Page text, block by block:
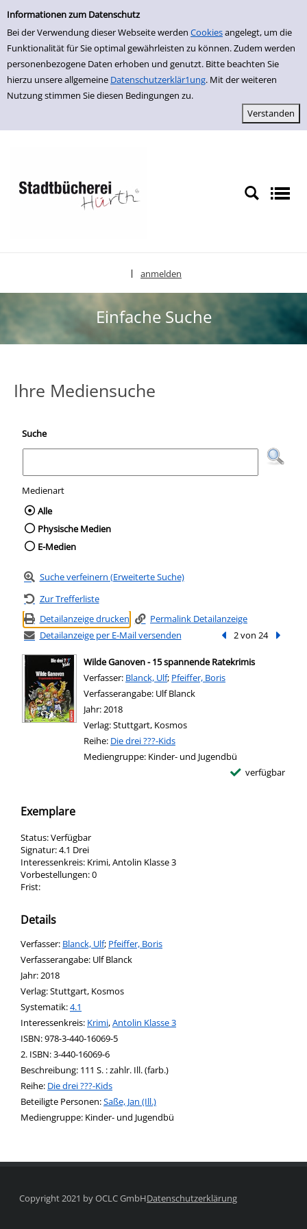
Einfache Suche
Informationen zum Datenschutz
Bei der Verwendung dieser Webseite werden Cookiesangelegt, um die
Funktionalität für Sie optimal gewährleisten zu können. Zudem werden
personenbezogene Daten erhoben und genutzt. Bitte beachten Sie
hierzu unsere allgemeine Datenschutzerklär1ung. Mit der weiteren
Nutzung stimmen Sie diesen Bedingungen zu.
zur Navigation springen
zum Inhalt springen
Zur Detailanzeige springen
anmelden
Einfache Suche
Ihre Mediensuche
Suche
Medienart
Wählen Sie die Medienart nach der Sie
Alle
Physische Medien
E-Medien
Suche verfeinern (Erweiterte Suche)
Zur Trefferliste
Detailanzeige drucken
Permalink Detailanzeige
Detailanzeige per E-Mail versenden
Vorheriger Treffer
2 von 24
Wilde Ganoven - 15 spannende Ratekrimis
Verfasser: Suche nach diesem Verfasser
Blanck, Ulf; Pfeiffer, Boris
Verfasserangabe: Ulf Blanck
Jahr:2018
Verlag:Stuttgart, Kosmos
Reihe: Die drei ???-Kids
Mediengruppe: Kinder- und Jugendbü
verfügbar
Exemplare
Status:Verfügbar
Signatur:4.1 Drei
Interessenkreis: Krimi, Antolin Klasse 3
Vorbestellungen:0
Frist:
Details
Verfasser: Suche nach diesem Verfasser
Blanck, Ulf; Pfeiffer, Boris
Verfasserangabe: Ulf Blanck
Jahr:2018
Verlag:Stuttgart, Kosmos
opens in new tab
Diesen Link in neuem Tab öffnen
Systematik:Suche nach dieser Systematik
4.1
Interessenkreis: Suche nach diesem Interessenskreis
Krimi,Antolin Klasse 3
ISBN:978-3-440-16069-5
2. ISBN:3-440-16069-6
Beschreibung: 111 S. : zahlr. Ill. (farb.)
Reihe: Die drei ???-Kids
Beteiligte Personen:Suche nach dieser Beteiligten Person
Saße, Jan (Ill.)
Mediengruppe: Kinder- und Jugendbü
Copyright 2021 by OCLC GmbHDatenschutzerklärung